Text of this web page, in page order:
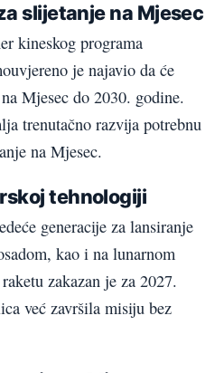
slijetanje na Mjesec
kineskog programa
je najavio da će
Mjesec do 2030. godine.
trenutačno razvija potrebnu
na Mjesec.
tehnologiji
generacije za lansiranje
kao i na lunarnom
zakazan je za 2027.
već završila misiju bez